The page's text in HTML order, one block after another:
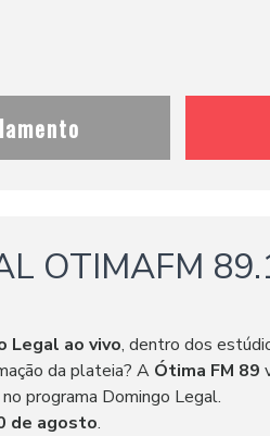
OTIMAFM
Legal ao vivo, dentro dos
da plateia? A Ótima FM 89
programa Domingo Legal.
de agosto.